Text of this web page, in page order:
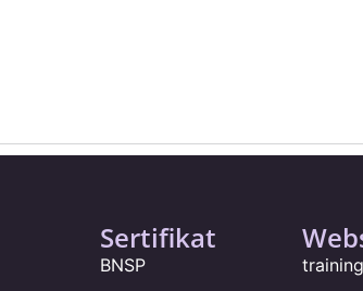
Sertifikat
BNSP